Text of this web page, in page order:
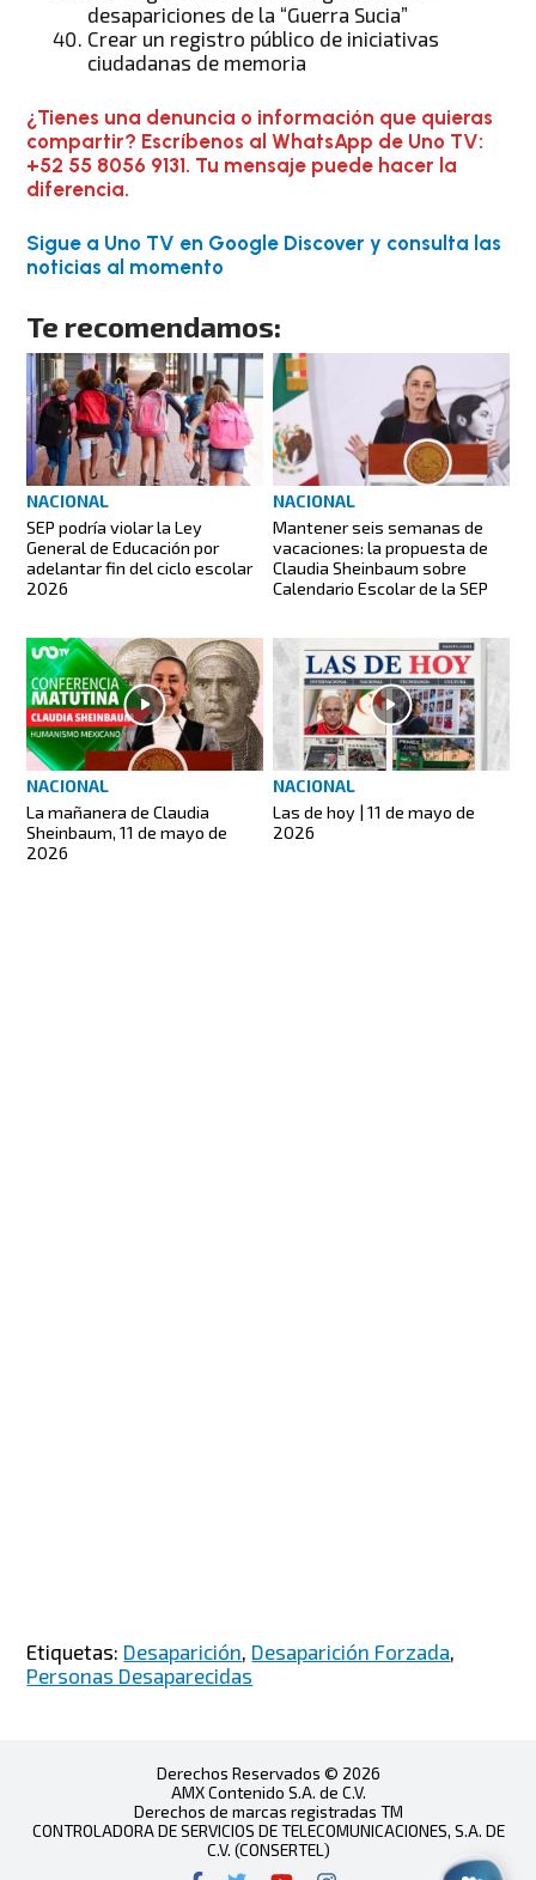
desapariciones de la “Guerra Sucia”
Crear un registro público de iniciativas
ciudadanas de memoria
¿Tienes una denuncia o información que quieras
compartir? Escríbenos al WhatsApp de Uno TV:
+52 55 8056 9131. Tu mensaje puede hacer la
diferencia.
Sigue a Uno TV en Google Discover y consulta las
noticias al momento
Te recomendamos:
NACIONAL
SEP podría violar la Ley
General de Educación por
adelantar fin del ciclo escolar
2026
NACIONAL
Mantener seis semanas de
vacaciones: la propuesta de
Claudia Sheinbaum sobre
Calendario Escolar de la SEP
NACIONAL
La mañanera de Claudia
Sheinbaum, 11 de mayo de
2026
NACIONAL
Las de hoy | 11 de mayo de
2026
Etiquetas: Desaparición, Desaparición Forzada,
Personas Desaparecidas
Derechos Reservados © 2026
AMX Contenido S.A. de C.V.
Derechos de marcas registradas TM
CONTROLADORA DE SERVICIOS DE TELECOMUNICACIONES, S.A. DE
C.V. (CONSERTEL)